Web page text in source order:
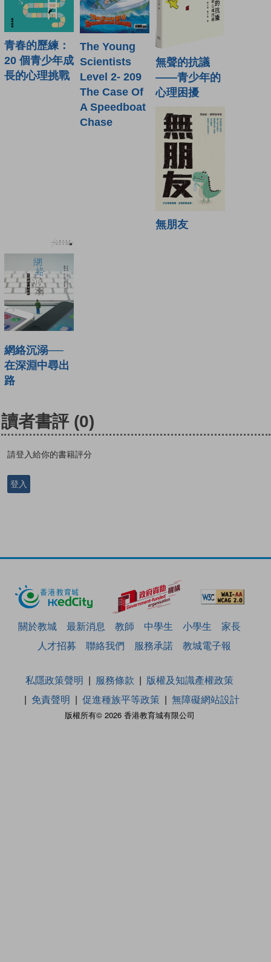
青春的歷練：
20 個青少年成
長的心理挑戰
The Young
Scientists
Level 2- 209
The Case Of
A Speedboat
Chase
無聲的抗議
——青少年的
心理困擾
無朋友
網絡沉溺──
在深淵中尋出
路
讀者書評 (0)
請登入給你的書籍評分
登入
關於教城 最新消息 教師 中學生 小學生
家長
人才招募
聯絡我們 服務承諾 教城電子報
版權所有© 2026 香港教育城有限公司
私隱政策聲明 服務條款
版權及知識產權政策
免責聲明
促進種族平等政策 無障礙網站設計